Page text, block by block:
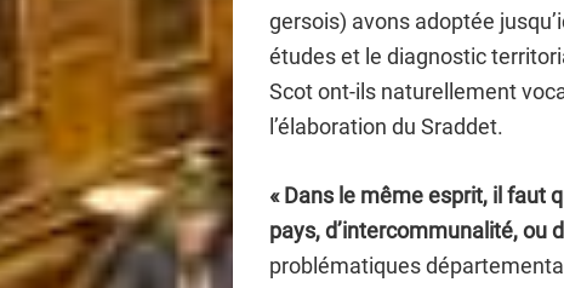
gersois) avons adoptée
études et le diagnostic
Scot ont-ils naturellement
l’élaboration du Sraddet.
« Dans le même esprit, il faut
pays, d’intercommunalité, ou
problématiques